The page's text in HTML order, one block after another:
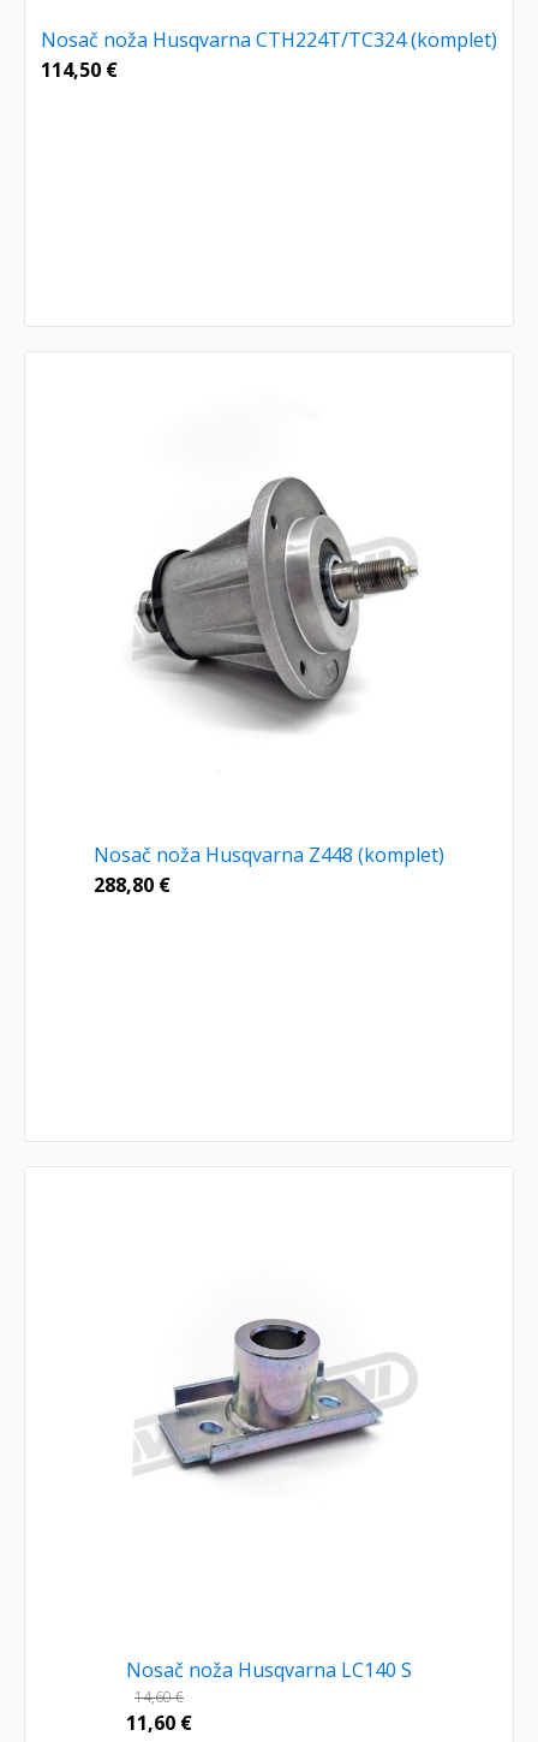
Nosač noža Husqvarna CTH224T/TC324 (komplet)
114,50 €
Nosač noža Husqvarna Z448 (komplet)
288,80 €
Nosač noža Husqvarna LC140 S
14,60€
11,60 €